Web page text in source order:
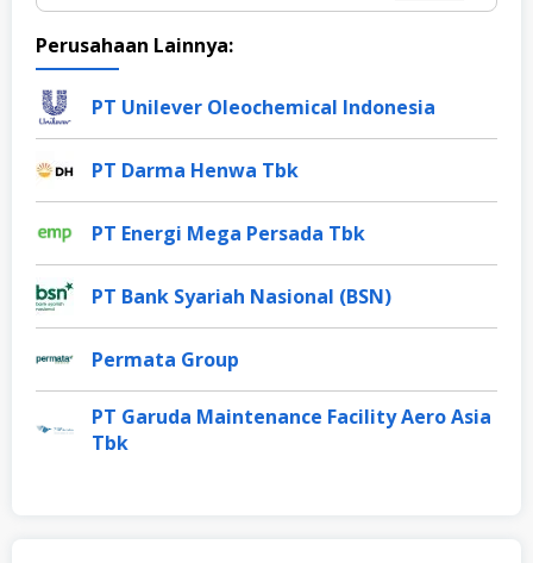
Perusahaan Lainnya:
PT Unilever Oleochemical Indonesia
PT Darma Henwa Tbk
PT Energi Mega Persada Tbk
PT Bank Syariah Nasional (BSN)
Permata Group
PT Garuda Maintenance Facility Aero Asia
Tbk